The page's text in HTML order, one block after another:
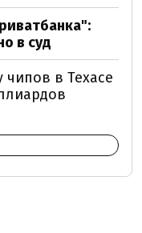
в суд
чипов в Техасе